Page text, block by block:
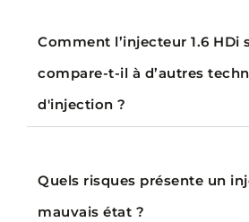
Comment l’injecteur 1.6 HDi
compare-t-il à d’autres
d'injection ?
Quels risques présente un
mauvais état ?